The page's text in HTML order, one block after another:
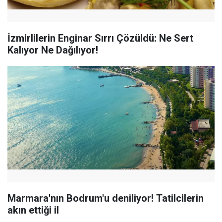
İzmirlilerin Enginar Sırrı Çözüldü: Ne Sert
Kalıyor Ne Dağılıyor!
Marmara'nın Bodrum'u deniliyor! Tatilcilerin
akın ettiği il